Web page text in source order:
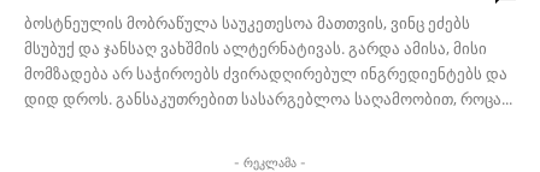
ბოსტნეულის მობრაწულა საუკეთესოა მათთვის, ვინც ეძებს
მსუბუქ და ჯანსაღ ვახშმის ალტერნატივას. გარდა ამისა, მისი
მომზადება არ საჭიროებს ძვირადღირებულ ინგრედიენტებს და
დიდ დროს. განსაკუთრებით სასარგებლოა საღამოობით, როცა...
- რეკლამა -